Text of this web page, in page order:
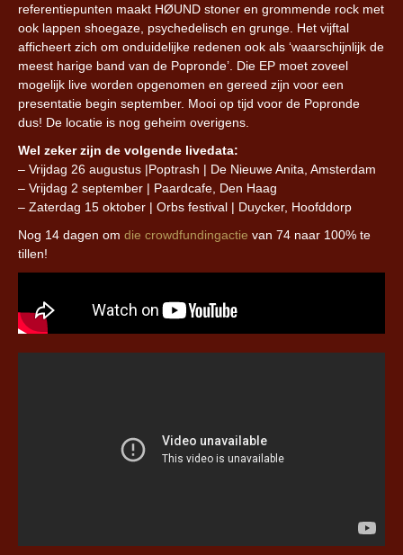
referentiepunten maakt HØUND stoner en grommende rock met
ook lappen shoegaze, psychedelisch en grunge. Het vijftal
afficheert zich om onduidelijke redenen ook als ‘waarschijnlijk de
meest harige band van de Popronde’. Die EP moet zoveel
mogelijk live worden opgenomen en gereed zijn voor een
presentatie begin september. Mooi op tijd voor de Popronde
dus! De locatie is nog geheim overigens.
Wel zeker zijn de volgende livedata:
– Vrijdag 26 augustus |Poptrash | De Nieuwe Anita, Amsterdam
– Vrijdag 2 september | Paardcafe, Den Haag
– Zaterdag 15 oktober | Orbs festival | Duycker, Hoofddorp
Nog 14 dagen om die crowdfundingactie van 74 naar 100% te
tillen!